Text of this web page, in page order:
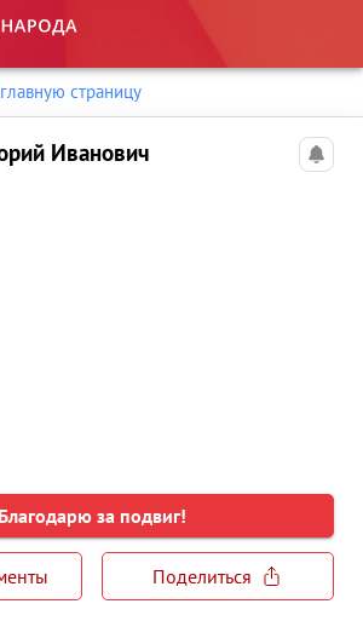
страницу
Иванович
Благодарю за подвиг!
Поделиться